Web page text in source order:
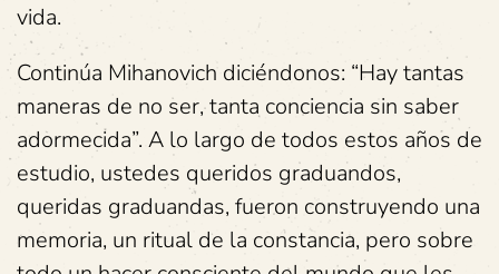
vida.
Continúa Mihanovich diciéndonos: “Hay tantas
maneras de no ser, tanta conciencia sin saber
adormecida”. A lo largo de todos estos años de
estudio, ustedes queridos graduandos,
queridas graduandas, fueron construyendo una
memoria, un ritual de la constancia, pero sobre